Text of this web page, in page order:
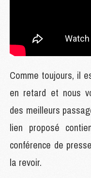
Comme toujours, il
en retard et nous
des meilleurs
lien proposé
conférence de
la revoir.